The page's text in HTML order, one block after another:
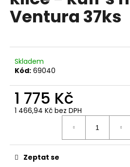
0,0
z
Ventura 37ks
Skladem
Kód: 69040
1 775 Kč
1 466,94 Kč bez DPH
Zeptat se
n
a
t
?
HLEDAT